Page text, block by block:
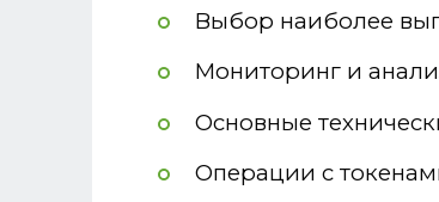
Выбор наиболее
Мониторинг и
Основные
Операции с